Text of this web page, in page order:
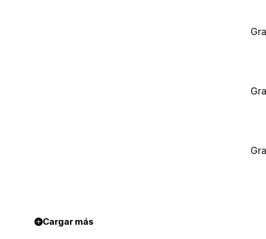
Cargar más